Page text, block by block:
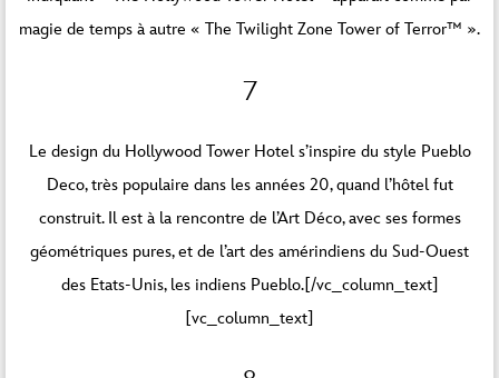
magie de temps à autre « The Twilight Zone Tower of Terror™ ».
7
Le design du Hollywood Tower Hotel s’inspire du style Pueblo
Deco, très populaire dans les années 20, quand l’hôtel fut
construit. Il est à la rencontre de l’Art Déco, avec ses formes
géométriques pures, et de l’art des amérindiens du Sud-Ouest
des Etats-Unis, les indiens Pueblo.[/vc_column_text]
[vc_column_text]